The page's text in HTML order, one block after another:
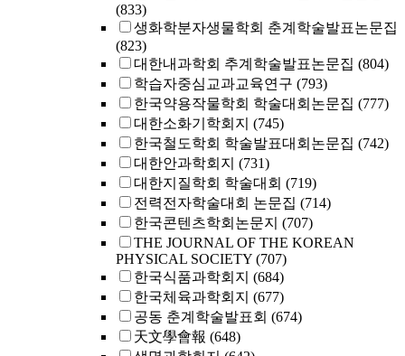
(833)
생화학분자생물학회 춘계학술발표논문집
(823)
대한내과학회 추계학술발표논문집 (804)
학습자중심교과교육연구 (793)
한국약용작물학회 학술대회논문집 (777)
대한소화기학회지 (745)
한국철도학회 학술발표대회논문집 (742)
대한안과학회지 (731)
대한지질학회 학술대회 (719)
전력전자학술대회 논문집 (714)
한국콘텐츠학회논문지 (707)
THE JOURNAL OF THE KOREAN
PHYSICAL SOCIETY (707)
한국식품과학회지 (684)
한국체육과학회지 (677)
공동 춘계학술발표회 (674)
天文學會報 (648)